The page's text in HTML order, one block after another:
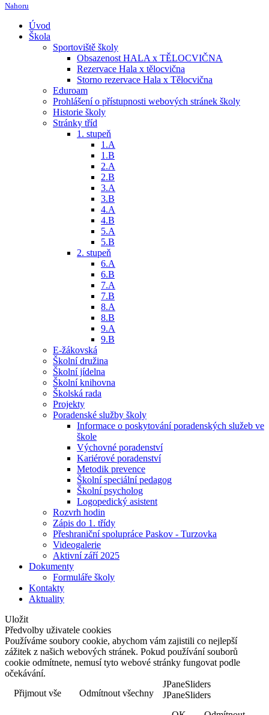
Nahoru
Úvod
Škola
Sportoviště školy
Obsazenost HALA x TĚLOCVIČNA
Rezervace Hala x tělocvična
Storno rezervace Hala x Tělocvična
Eduroam
Prohlášení o přístupnosti webových stránek školy
Historie školy
Stránky tříd
1. stupeň
1.A
1.B
2.A
2.B
3.A
3.B
4.A
4.B
5.A
5.B
2. stupeň
6.A
6.B
7.A
7.B
8.A
8.B
9.A
9.B
E-žákovská
Školní družina
Školní jídelna
Školní knihovna
Školská rada
Projekty
Poradenské služby školy
Informace o poskytování poradenských služeb ve
škole
Výchovné poradenství
Kariérové poradenství
Metodik prevence
Školní speciální pedagog
Školní psycholog
Logopedický asistent
Rozvrh hodin
Zápis do 1. třídy
Přeshraniční spolupráce Paskov - Turzovka
Videogalerie
Aktivní září 2025
Dokumenty
Formuláře školy
Kontakty
Aktuality
Uložit
Předvolby uživatele cookies
Používáme soubory cookie, abychom vám zajistili co nejlepší
zážitek z našich webových stránek. Pokud používání souborů
cookie odmítnete, nemusí tyto webové stránky fungovat podle
očekávání.
Přijmout vše
Odmítnout všechny
JPaneSliders
JPaneSliders